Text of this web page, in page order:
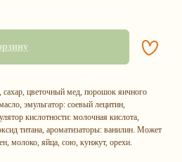
цветочный мед, порошок яичного
эмульгатор: соевый лецитин,
кислотности: молочная кислота,
титана, ароматизаторы: ванилин. Может
молоко, яйца, сою, кунжут, орехи.